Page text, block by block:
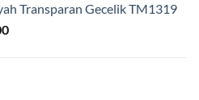
Transparan Gecelik TM1319
Şu